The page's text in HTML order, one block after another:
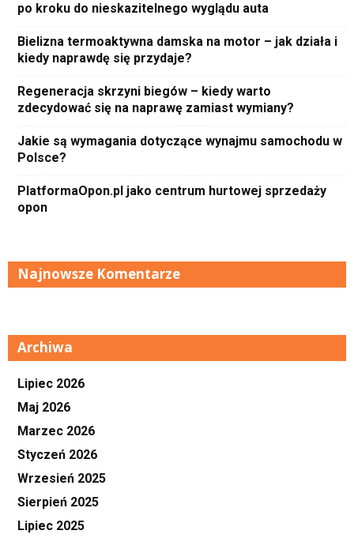
po kroku do nieskazitelnego wyglądu auta
Bielizna termoaktywna damska na motor – jak działa i
kiedy naprawdę się przydaje?
Regeneracja skrzyni biegów – kiedy warto
zdecydować się na naprawę zamiast wymiany?
Jakie są wymagania dotyczące wynajmu samochodu w
Polsce?
PlatformaOpon.pl jako centrum hurtowej sprzedaży
opon
Najnowsze Komentarze
Archiwa
Lipiec 2026
Maj 2026
Marzec 2026
Styczeń 2026
Wrzesień 2025
Sierpień 2025
Lipiec 2025